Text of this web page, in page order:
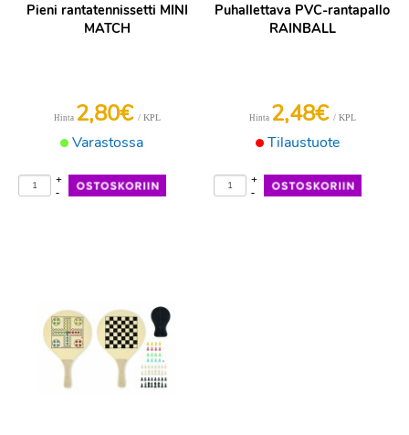
Pieni rantatennissetti MINI
MATCH
Varastossa
Hinta 2,80€ / KPL
-
+
Puhallettava PVC-rantapallo
RAINBALL
Tilaustuote
Hinta 2,48€ / KPL
-
+